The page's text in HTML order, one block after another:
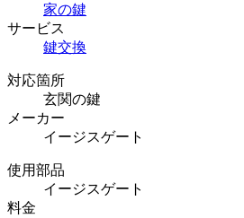
家の鍵
サービス
鍵交換
対応箇所
玄関の鍵
メーカー
イージスゲート
使用部品
イージスゲート
料金